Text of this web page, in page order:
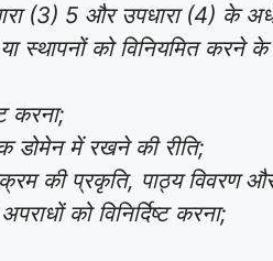
(3) 5 और उपधारा (4) के
स्थापनों को विनियमित
करना;
डोमेन में रखने की रीति;
की प्रकृति, पाठ्य विवरण
को विनिर्दिष्ट करना;